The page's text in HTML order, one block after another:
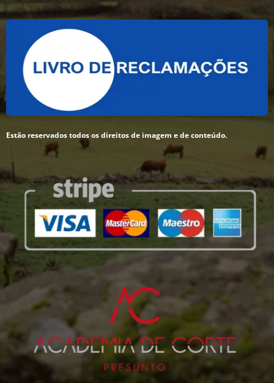
Estão reservados todos os direitos de imagem e de conteúdo.